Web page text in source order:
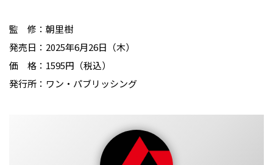
監 修：朝里樹
発売日：2025年6月26日（木）
価 格：1595円（税込）
発行所：ワン・パブリッシング